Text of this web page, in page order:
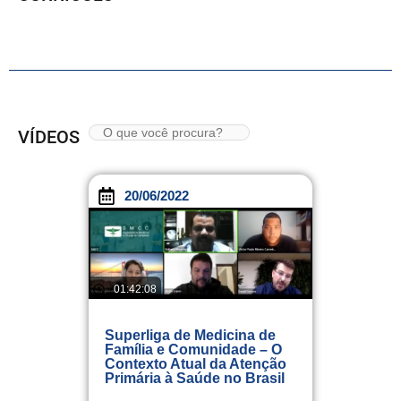
VÍDEOS
20/06/2022
01:42:08
Superliga de Medicina de
Família e Comunidade – O
Contexto Atual da Atenção
Primária à Saúde no Brasil